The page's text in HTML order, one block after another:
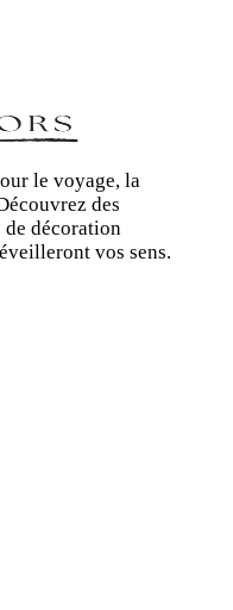
le voyage, la
des
de décoration
vos sens.